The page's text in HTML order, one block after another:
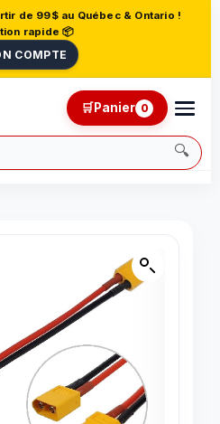
de 99$ au Québec & Ontario !
rapide 📦
COMPTE
🔍
🛒Panier 0